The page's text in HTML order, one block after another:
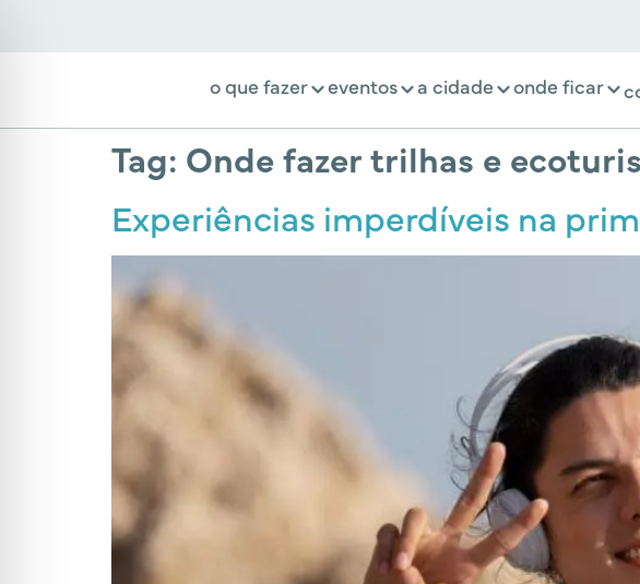
o que fazer eventos a cidade onde ficar
Tag: Onde fazer trilhas e
Experiências imperdíveis na